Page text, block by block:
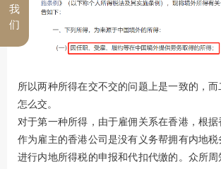
所以两种所得在交不交的问题上是一致的，
怎么交。
对于第一种所得，由于雇佣关系在香港，根据
作为雇主的香港公司是没有义务帮拥有内地
进行内地所得税的申报和代扣代缴的。众所周
我
们